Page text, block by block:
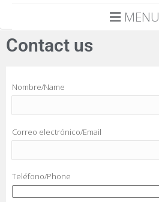
MENU
Contact us
Nombre/Name
Correo electrónico/Email
Teléfono/Phone